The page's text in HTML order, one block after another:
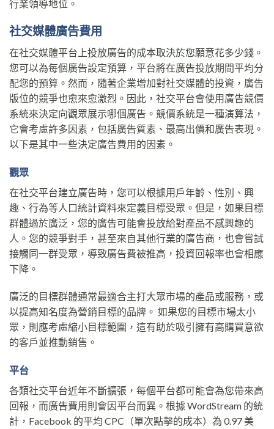
行業領導地位。
社交媒體廣告費用
在社交媒體平台上投放廣告的成本取決於您願意花多少錢。
您可以為每個廣告設定預算，平台將在廣告投放期間平均分
配您的預算。然而，隨著企業增加對社交媒體的投資，廣告
版位的競爭也愈來愈激烈。因此，社交平台會使用廣告競價
系統來決定向觀眾展示哪個廣告。競價系統是一種演算法，
它會考慮許多因素，包括廣告質素、最高出價和廣告表現。
以下是其中一些決定廣告費用的因素。
觀眾
在社交平台建立廣告時，您可以根據用戶年齡、性別、興
趣、行為等人口統計資料來定義目標受眾。但是，如果目標
群體過於廣泛，您的廣告可能會投放給對產品不感興趣的
人。您的競爭對手，甚至來自其他行業的廣告商，也會嘗試
接觸同一群受眾，導致廣告費被推高，投資回報率也會相應
下降。
廣泛的目標群體通常最適合主打大眾市場的產品或服務，或
以提高知名度為營銷目標的品牌。 如果您的目標市場太小
眾，則應考慮縮小目標範圍，這有助於吸引擁有高購買意欲
的客戶並推動銷售。
平台
各類社交平台近年不斷擴張，每個平台都可能會為您帶來高
回報，而廣告費用則會因平台而異。根據 WordStream 的統
計，Facebook 的平均 CPC（單次點擊的成本）為 0.97 美